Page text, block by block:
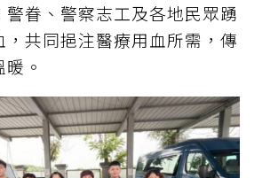
警眷、警察志工及各地民眾踴
，共同挹注醫療用血所需，傳
。